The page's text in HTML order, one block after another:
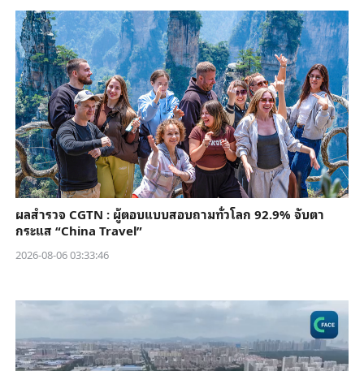
ผลสำรวจ CGTN : ผู้ตอบแบบสอบถามทั่วโลก 92.9% จับตา
กระแส “China Travel”
2026-08-06 03:33:46